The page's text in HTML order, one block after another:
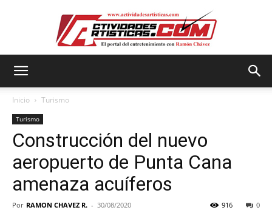
Inicio Turismo
Turismo
Construcción del nuevo
aeropuerto de Punta Cana
amenaza acuíferos
Por RAMON CHAVEZ R. - 30/08/2020 0
916